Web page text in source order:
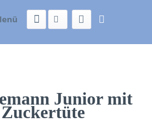
Junior mit
Zuckertüte